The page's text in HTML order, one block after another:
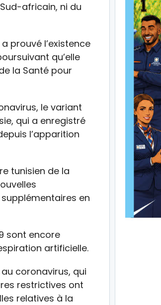
africain, ni du
prouvé l’existence
qu’elle
la Santé pour
le variant
qui a enregistré
l’apparition
tunisien de la
en
sont encore
artificielle.
coronavirus, qui
restrictives ont
relatives à la